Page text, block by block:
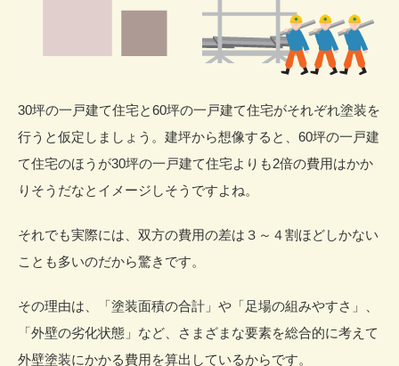
30坪の一戸建て住宅と60坪の一戸建て住宅がそれぞれ塗装を
行うと仮定しましょう。建坪から想像すると、60坪の一戸建
て住宅のほうが30坪の一戸建て住宅よりも2倍の費用はかか
りそうだなとイメージしそうですよね。
それでも実際には、双方の費用の差は３～４割ほどしかない
ことも多いのだから驚きです。
その理由は、「塗装面積の合計 」や「足場の組みやすさ 」、
「外壁の劣化状態 」など、さまざまな要素を総合的に考えて
外壁塗装にかかる費用を算出 しているからです。